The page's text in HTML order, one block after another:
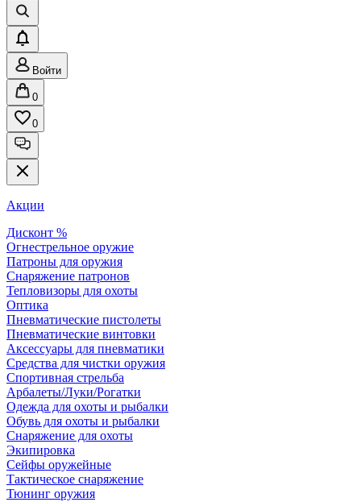
Войти
0
0
Акции
Дисконт %
Огнестрельное оружие
Патроны для оружия
Снаряжение патронов
Тепловизоры для охоты
Оптика
Пневматические пистолеты
Пневматические винтовки
Аксессуары для пневматики
Средства для чистки оружия
Спортивная стрельба
Арбалеты/Луки/Рогатки
Одежда для охоты и рыбалки
Обувь для охоты и рыбалки
Снаряжение для охоты
Экипировка
Сейфы оружейные
Тактическое снаряжение
Тюнинг оружия